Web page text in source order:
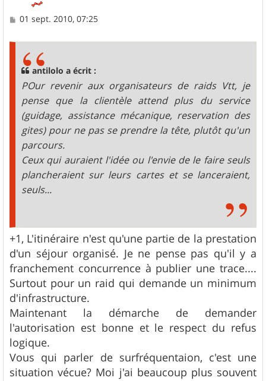
M
01 sept. 2010, 07:25
antilolo a écrit :
POur revenir aux organisateurs de raids Vtt, je
pense que la clientèle attend plus du service
(guidage, assistance mécanique, reservation des
gites) pour ne pas se prendre la tête, plutôt qu'un
parcours.
Ceux qui auraient l'idée ou l'envie de le faire seuls
plancheraient sur leurs cartes et se lanceraient,
seuls...
+1, L'itinéraire n'est qu'une partie de la prestation
d'un séjour organisé. Je ne pense pas qu'il y a
franchement concurrence à publier une trace....
Surtout pour un raid qui demande un minimum
d'infrastructure.
Maintenant la démarche de demander
l'autorisation est bonne et le respect du refus
logique.
Vous qui parler de surfréquentaion, c'est une
situation vécue? Moi j'ai beaucoup plus souvent